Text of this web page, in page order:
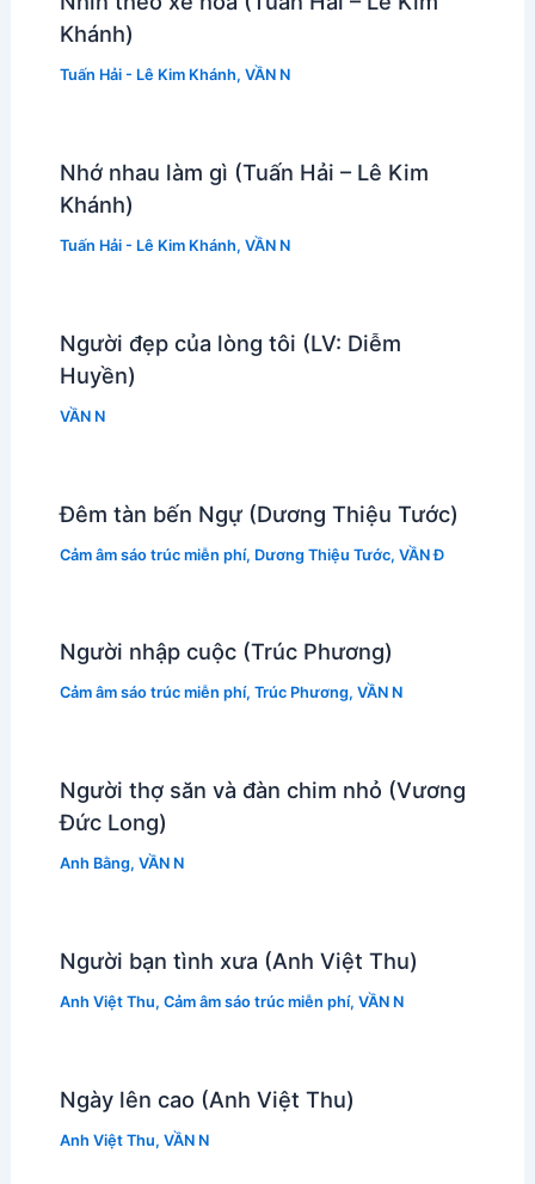
Khánh)
Tuấn Hải - Lê Kim Khánh, VẦN N
Nhớ nhau làm gì (Tuấn Hải – Lê Kim
Khánh)
Tuấn Hải - Lê Kim Khánh, VẦN N
Người đẹp của lòng tôi (LV: Diễm
Huyền)
VẦN N
Đêm tàn bến Ngự (Dương Thiệu Tước)
Cảm âm sáo trúc miễn phí, Dương Thiệu Tước, VẦN Đ
Người nhập cuộc (Trúc Phương)
Cảm âm sáo trúc miễn phí, Trúc Phương, VẦN N
Người thợ săn và đàn chim nhỏ (Vương
Đức Long)
Anh Bằng, VẦN N
Người bạn tình xưa (Anh Việt Thu)
Anh Việt Thu, Cảm âm sáo trúc miễn phí, VẦN N
Ngày lên cao (Anh Việt Thu)
Anh Việt Thu, VẦN N